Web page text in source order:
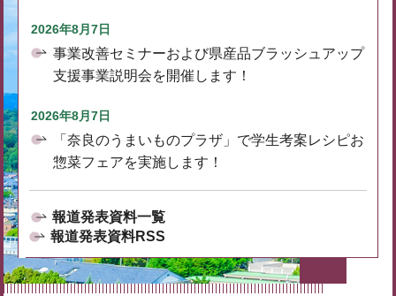
2026年8月7日
事業改善セミナーおよび県産品ブラッシュアップ
支援事業説明会を開催します！
2026年8月7日
「奈良のうまいものプラザ」で学生考案レシピお
惣菜フェアを実施します！
報道発表資料一覧
報道発表資料RSS